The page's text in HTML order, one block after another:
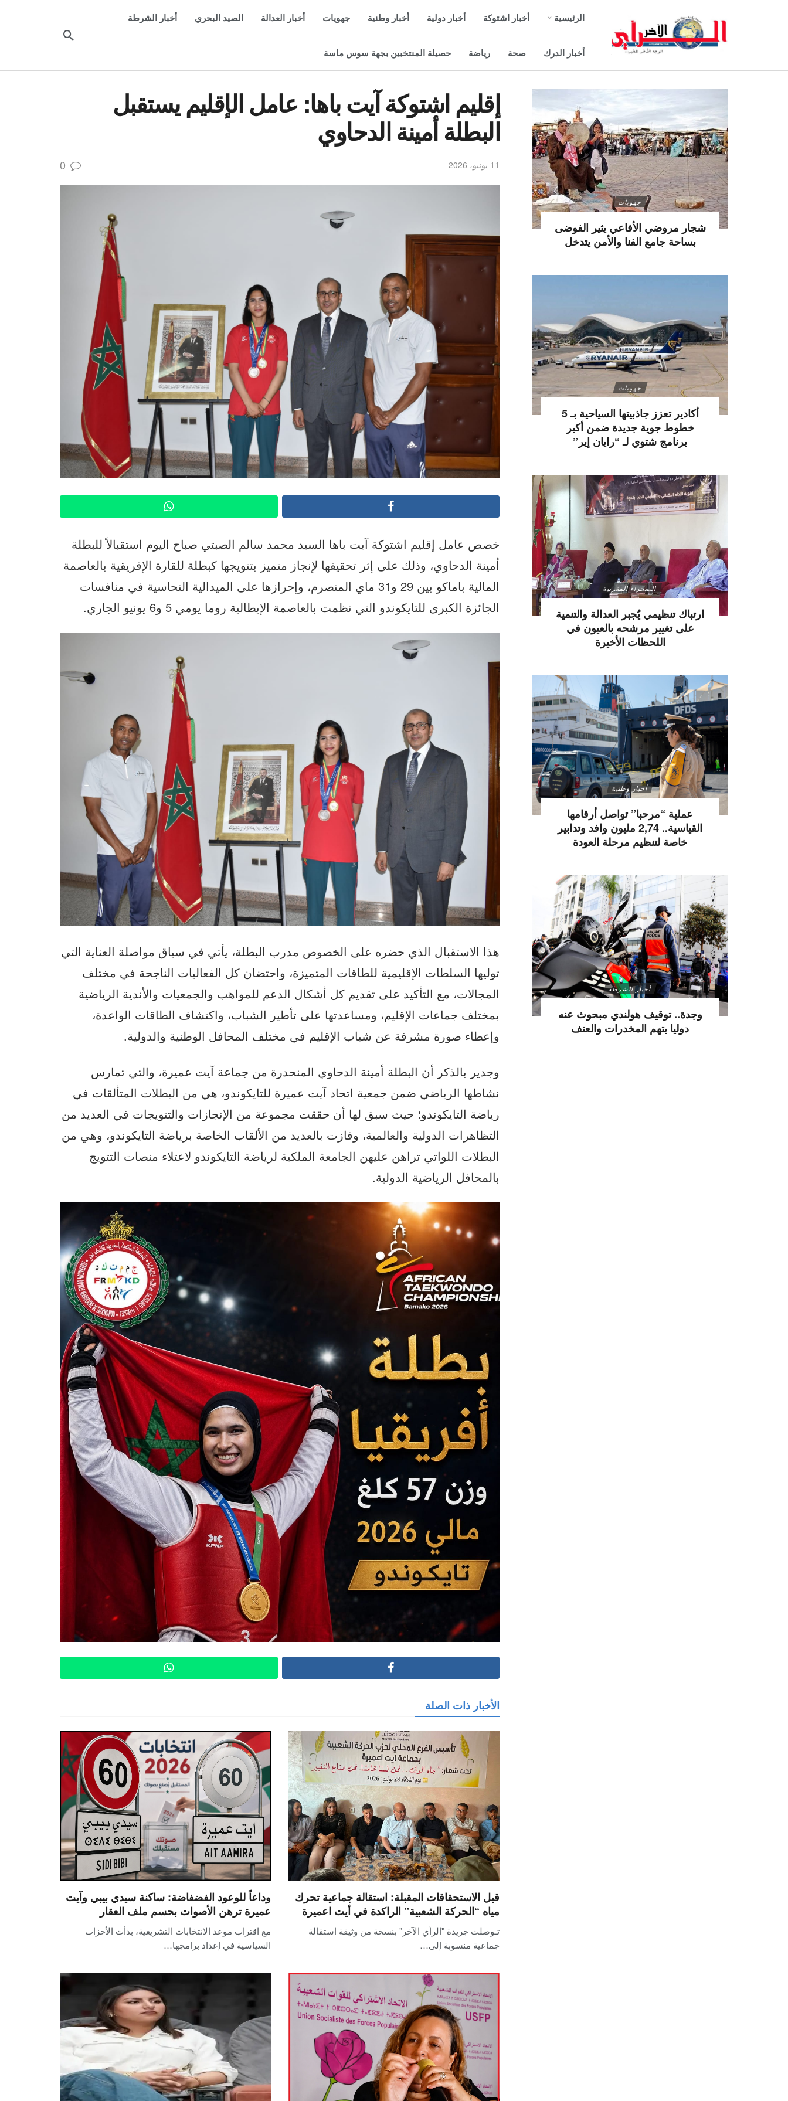
الرئيسية أخبار اشتوكة أخبار دولية أخبار وطنية جهويات أخبار العدالة الصيد البحري أخبار الشرطة
أخبار الدرك صحة رياضة حصيلة المنتخبين بجهة سوس ماسة
إقليم اشتوكة آيت باها: عامل الإقليم يستقبل
البطلة أمينة الدحاوي
11 يونيو، 2026 0
خصص عامل إقليم اشتوكة آيت باها السيد محمد سالم الصبتي صباح اليوم استقبالاً للبطلة
أمينة الدحاوي، وذلك على إثر تحقيقها لإنجاز متميز بتتويجها كبطلة للقارة الإفريقية بالعاصمة
المالية باماكو بين 29 و31 ماي المنصرم، وإحرازها على الميدالية النحاسية في منافسات
الجائزة الكبرى للتايكوندو التي نظمت بالعاصمة الإيطالية روما يومي 5 و6 يونيو الجاري.
هذا الاستقبال الذي حضره على الخصوص مدرب البطلة، يأتي في سياق مواصلة العناية التي
توليها السلطات الإقليمية للطاقات المتميزة، واحتضان كل الفعاليات الناجحة في مختلف
المجالات، مع التأكيد على تقديم كل أشكال الدعم للمواهب والجمعيات والأندية الرياضية
بمختلف جماعات الإقليم، ومساعدتها على تأطير الشباب، واكتشاف الطاقات الواعدة،
وإعطاء صورة مشرفة عن شباب الإقليم في مختلف المحافل الوطنية والدولية.
وجدير بالذكر أن البطلة أمينة الدحاوي المنحدرة من جماعة آيت عميرة، والتي تمارس
نشاطها الرياضي ضمن جمعية اتحاد آيت عميرة للتايكوندو، هي من البطلات المتألقات في
رياضة التايكوندو؛ حيث سبق لها أن حققت مجموعة من الإنجازات والتتويجات في العديد من
التظاهرات الدولية والعالمية، وفازت بالعديد من الألقاب الخاصة برياضة التايكوندو، وهي من
البطلات اللواتي تراهن عليهن الجامعة الملكية لرياضة التايكوندو لاعتلاء منصات التتويج
بالمحافل الرياضية الدولية.
الأخبار ذات الصلة
قبل الاستحقاقات المقبلة: استقالة جماعية تحرك
مياه “الحركة الشعبية” الراكدة في أيت اعميرة
تـوصلت جريدة "الرأي الآخر" بنسخة من وثيقة استقالة
جماعية منسوبة إلى…
وداعاً للوعود الفضفاضة: ساكنة سيدي بيبي وآيت
عميرة ترهن الأصوات بحسم ملف العقار
مع اقتراب موعد الانتخابات التشريعية، بدأت الأحزاب
السياسية في إعداد برامجها…
جهويات
شجار مروضي الأفاعي يثير الفوضى
بساحة جامع الفنا والأمن يتدخل
جهويات
أكادير تعزز جاذبيتها السياحية بـ 5
خطوط جوية جديدة ضمن أكبر
برنامج شتوي لـ “رايان إير”
الصحراء المغربية
ارتباك تنظيمي يُجبر العدالة والتنمية
على تغيير مرشحه بالعيون في
اللحظات الأخيرة
أخبار وطنية
عملية “مرحبا” تواصل أرقامها
القياسية.. 2,74 مليون وافد وتدابير
خاصة لتنظيم مرحلة العودة
أخبار الشرطة
وجدة.. توقيف هولندي مبحوث عنه
دوليا بتهم المخدرات والعنف